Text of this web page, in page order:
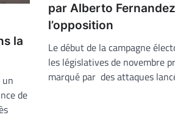
la
de
par Alberto
l’opposition
Le début de la campagne
les législatives de novembre
marqué par des attaques